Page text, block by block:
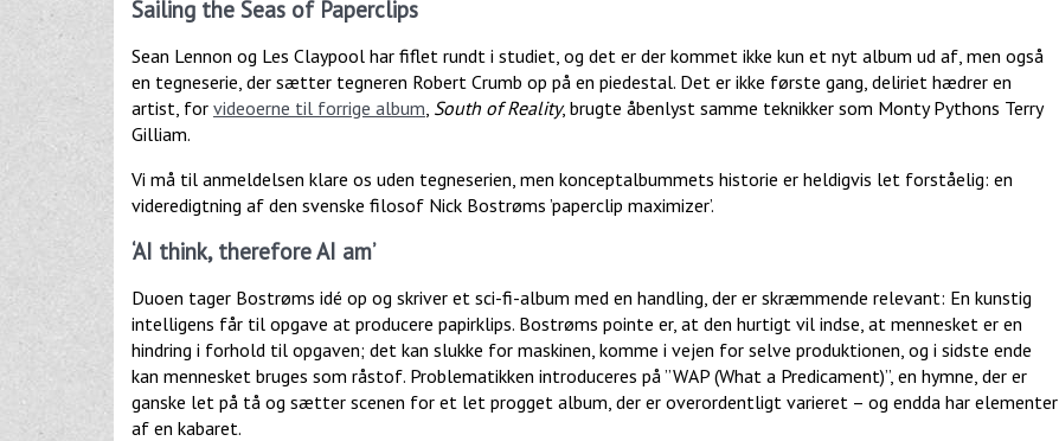
Sailing the Seas of Paperclips
Sean Lennon og Les Claypool har fiflet rundt i studiet, og det er der kommet ikke kun et nyt album ud af, men også
en tegneserie, der sætter tegneren Robert Crumb op på en piedestal. Det er ikke første gang, deliriet hædrer en
artist, for videoerne til forrige album South of Reality, brugte åbenlyst samme teknikker som Monty Pythons Terry
Gilliam.
Vi må til anmeldelsen klare os uden tegneserien, men konceptalbummets historie er heldigvis let forståelig: en
videredigtning af den svenske filosof Nick Bostrøms ’paperclip maximizer’.
‘AI think, therefore AI am’
Duoen tager Bostrøms idé op og skriver et sci-fi-album med en handling, der er skræmmende relevant: En kunstig
intelligens får til opgave at producere papirklips. Bostrøms pointe er, at den hurtigt vil indse, at mennesket er en
hindring i forhold til opgaven; det kan slukke for maskinen, komme i vejen for selve produktionen, og i sidste ende
kan mennesket bruges som råstof. Problematikken introduceres på ”WAP (What a Predicament)”, en hymne, der er
ganske let på tå og sætter scenen for et let progget album, der er overordentligt varieret – og endda har elementer
af en kabaret.